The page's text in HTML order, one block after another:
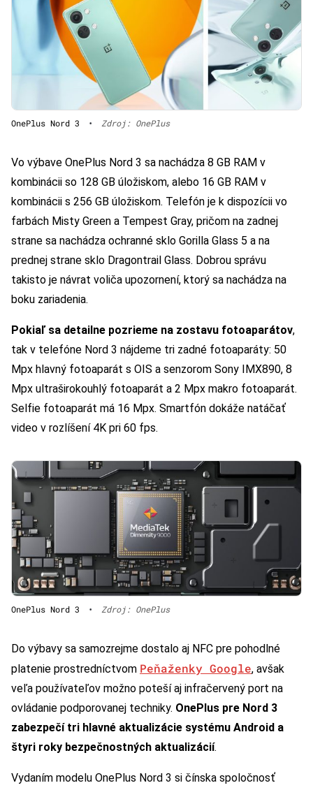
OnePlus Nord 3 • Zdroj: OnePlus
Vo výbave OnePlus Nord 3 sa nachádza 8 GB RAM v
kombinácii so 128 GB úložiskom, alebo 16 GB RAM v
kombinácii s 256 GB úložiskom. Telefón je k dispozícii vo
farbách Misty Green a Tempest Gray, pričom na zadnej
strane sa nachádza ochranné sklo Gorilla Glass 5 a na
prednej strane sklo Dragontrail Glass. Dobrou správu
takisto je návrat voliča upozornení, ktorý sa nachádza na
boku zariadenia.
Pokiaľ sa detailne pozrieme na zostavu fotoaparátov,
tak v telefóne Nord 3 nájdeme tri zadné fotoaparáty: 50
Mpx hlavný fotoaparát s OIS a senzorom Sony IMX890, 8
Mpx ultraširokouhlý fotoaparát a 2 Mpx makro fotoaparát.
Selfie fotoaparát má 16 Mpx. Smartfón dokáže natáčať
video v rozlíšení 4K pri 60 fps.
OnePlus Nord 3 • Zdroj: OnePlus
Do výbavy sa samozrejme dostalo aj NFC pre pohodlné
platenie prostredníctvom Peňaženky Google, avšak
veľa používateľov možno poteší aj infračervený port na
ovládanie podporovanej techniky. OnePlus pre Nord 3
zabezpečí tri hlavné aktualizácie systému Android a
štyri roky bezpečnostných aktualizácií.
Vydaním modelu OnePlus Nord 3 si čínska spoločnosť